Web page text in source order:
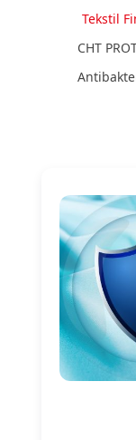
Tekstil
CHT